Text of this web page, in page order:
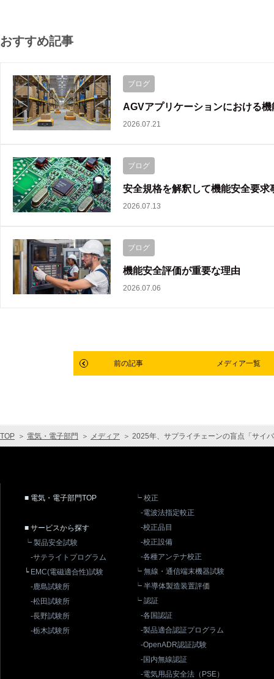
おすすめ記事
ブログ
AGVアプリケーションにおける
2026.07.21
ブログ
安全規格を解釈して機能安全要
2026.07.13
ブログ
機能安全評価が重要な理由
2026.07.06
前の記事 メディア一覧
TOP ＞ 電気・電子部門 ＞ メディア ＞ 2025年、サプライチェーンの盲点「サイ
■ 電気・電子部門TOP
■ サービスから探す
┕ 製品安全試験
-サテライトプログラム
┕ EMC(電磁適合性)試験
-鹿島試験所
-松田試験所
-長野試験所
-栃木試験所
┕ 校正
-電波法指定較正
-校正品目
-校正設備
-各種アンテナ校正
┕ 無線・通信端末機器試験
┕ 半導体製造装置評価
┕ 認証
-各国認証
-製品適合認証プログラム
-OpenADR認証試験
-国内無線認証
-電気用品安全法（PSE）